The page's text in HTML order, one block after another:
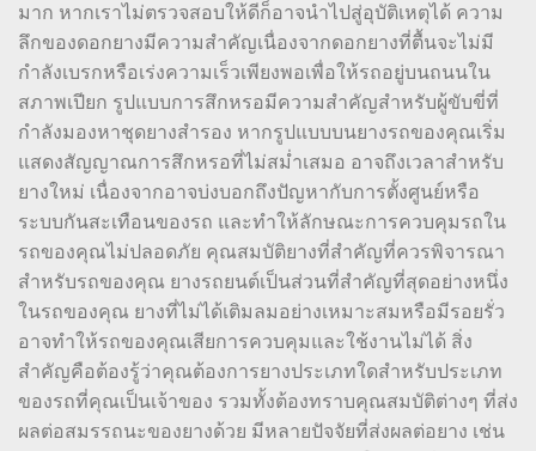
มาก หากเราไม่ตรวจสอบให้ดีก็อาจนำไปสู่อุบัติเหตุได้ ความ
ลึกของดอกยางมีความสำคัญเนื่องจากดอกยางที่ตื้นจะไม่มี
กำลังเบรกหรือเร่งความเร็วเพียงพอเพื่อให้รถอยู่บนถนนใน
สภาพเปียก รูปแบบการสึกหรอมีความสำคัญสำหรับผู้ขับขี่ที่
กำลังมองหาชุดยางสำรอง หากรูปแบบบนยางรถของคุณเริ่ม
แสดงสัญญาณการสึกหรอที่ไม่สม่ำเสมอ อาจถึงเวลาสำหรับ
ยางใหม่ เนื่องจากอาจบ่งบอกถึงปัญหากับการตั้งศูนย์หรือ
ระบบกันสะเทือนของรถ และทำให้ลักษณะการควบคุมรถใน
รถของคุณไม่ปลอดภัย คุณสมบัติยางที่สำคัญที่ควรพิจารณา
สำหรับรถของคุณ ยางรถยนต์เป็นส่วนที่สำคัญที่สุดอย่างหนึ่ง
ในรถของคุณ ยางที่ไม่ได้เติมลมอย่างเหมาะสมหรือมีรอยรั่ว
อาจทำให้รถของคุณเสียการควบคุมและใช้งานไม่ได้ สิ่ง
สำคัญคือต้องรู้ว่าคุณต้องการยางประเภทใดสำหรับประเภท
ของรถที่คุณเป็นเจ้าของ รวมทั้งต้องทราบคุณสมบัติต่างๆ ที่ส่ง
ผลต่อสมรรถนะของยางด้วย มีหลายปัจจัยที่ส่งผลต่อยาง เช่น